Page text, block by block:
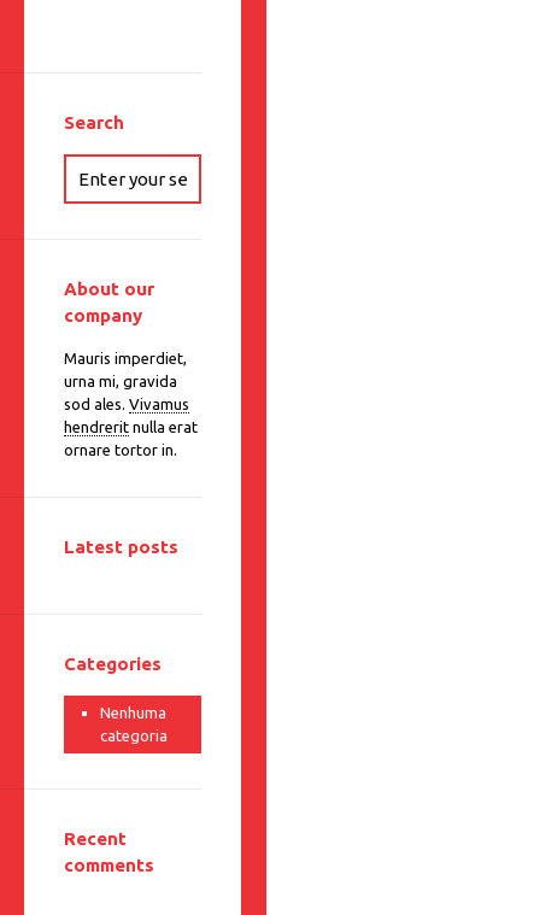
Search
About our
company
Mauris imperdiet,
urna mi, gravida
sod ales. Vivamus
hendrerit nulla erat
ornare tortor in.
Latest posts
Categories
Nenhuma
categoria
Recent
comments